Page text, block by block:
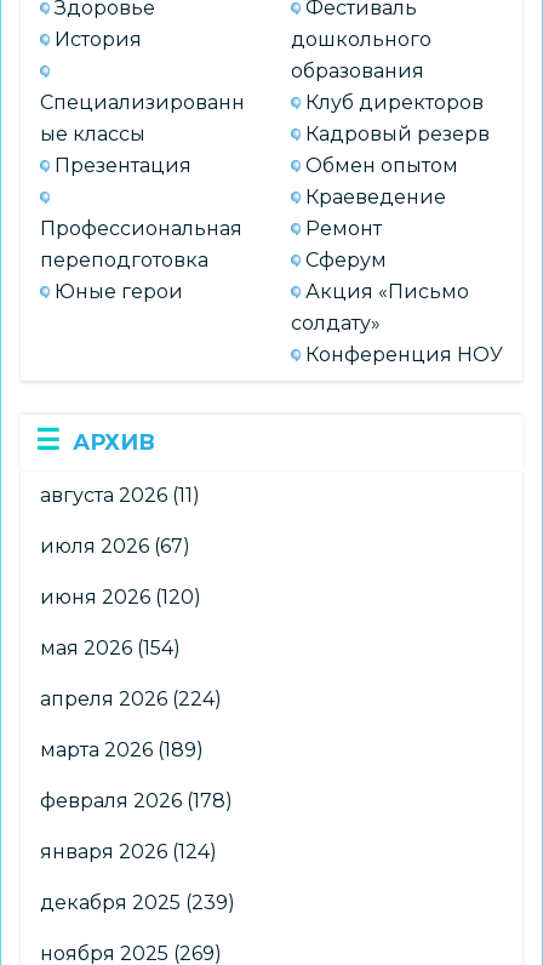
Здоровье
История
Специализированн
ые классы
Презентация
Профессиональная
переподготовка
Юные герои
Фестиваль
дошкольного
образования
Клуб директоров
Кадровый резерв
Обмен опытом
Краеведение
Ремонт
Сферум
Акция «Письмо
солдату»
Конференция НОУ
АРХИВ
августа 2026 (11)
июля 2026 (67)
июня 2026 (120)
мая 2026 (154)
апреля 2026 (224)
марта 2026 (189)
февраля 2026 (178)
января 2026 (124)
декабря 2025 (239)
ноября 2025 (269)